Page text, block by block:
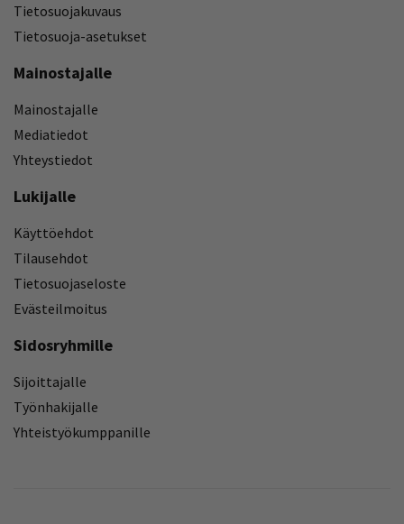
Tietosuojakuvaus
Tietosuoja-asetukset
Mainostajalle
Mainostajalle
Mediatiedot
Yhteystiedot
Lukijalle
Käyttöehdot
Tilausehdot
Tietosuojaseloste
Evästeilmoitus
Sidosryhmille
Sijoittajalle
Työnhakijalle
Yhteistyökumppanille